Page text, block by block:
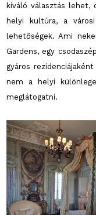
kiváló választás lehet,
helyi kultúra, a
lehetőségek. Ami
Gardens, egy
gyáros
nem a helyi
meglátogatni.